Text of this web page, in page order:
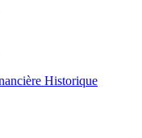
Historique